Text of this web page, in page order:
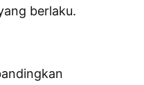
berlaku.